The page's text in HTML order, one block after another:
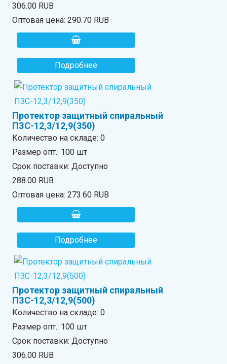
306.00 RUB
Оптовая цена:290.70 RUB
Подробнее
Протектор защитный спиральный
ПЗС-12,3/12,9(350)
Количество на складе:0
Размер опт.: 100 шт
Срок поставки: Доступно
288.00 RUB
Оптовая цена:273.60 RUB
Подробнее
Протектор защитный спиральный
ПЗС-12,3/12,9(500)
Количество на складе:0
Размер опт.: 100 шт
Срок поставки: Доступно
306.00 RUB